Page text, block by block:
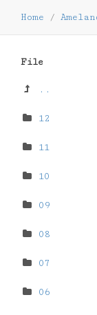
Home /
File
..
12
11
10
09
08
07
06